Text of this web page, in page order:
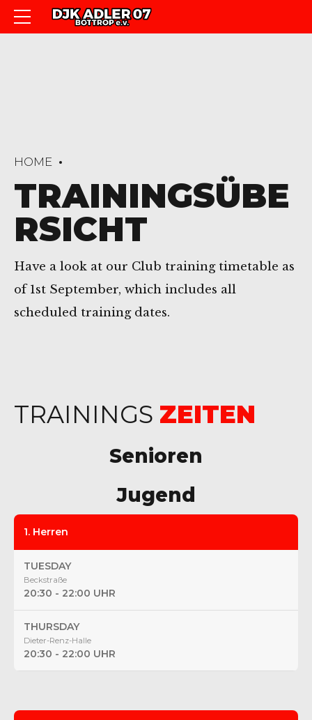
HOME
TRAININGSÜBE
RSICHT
Have a look at our Club training timetable as
of 1st September, which includes all
scheduled training dates.
TRAININGS ZEITEN
Senioren
Jugend
1. Herren
TUESDAY
Beckstraße
20:30 - 22:00 UHR
THURSDAY
Dieter-Renz-Halle
20:30 - 22:00 UHR